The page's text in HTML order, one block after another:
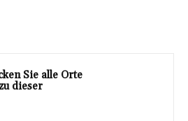
Sie alle Orte
dieser